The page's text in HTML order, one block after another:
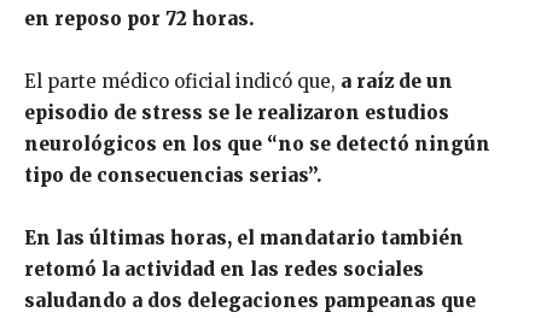
en reposo por 72 horas.
El parte médico oficial indicó que, a raíz de un
episodio de stress se le realizaron estudios
neurológicos en los que “no se detectó ningún
tipo de consecuencias serias”.
En las últimas horas, el mandatario también
retomó la actividad en las redes sociales
saludando a dos delegaciones pampeanas que